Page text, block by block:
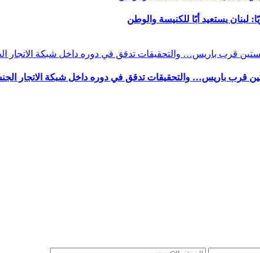
لبنان يستعيد أبًا للكنيسة والوطن
قرب باريس… والتحقيقات تدقق في دوره داخل شبكة الاتجار